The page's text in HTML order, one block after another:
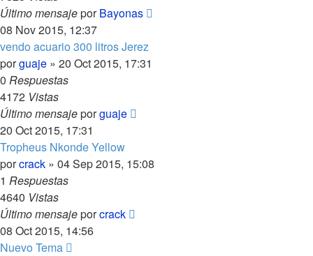
Último mensajeporBayonas
08 Nov 2015, 12:37
vendo acuario 300 litros Jerez
porguaje » 20 Oct 2015, 17:31
0 Respuestas
4172 Vistas
Último mensajeporguaje
20 Oct 2015, 17:31
Tropheus Nkonde Yellow
porcrack » 04 Sep 2015, 15:08
1 Respuestas
4640 Vistas
Último mensajeporcrack
08 Oct 2015, 14:56
Nuevo Tema